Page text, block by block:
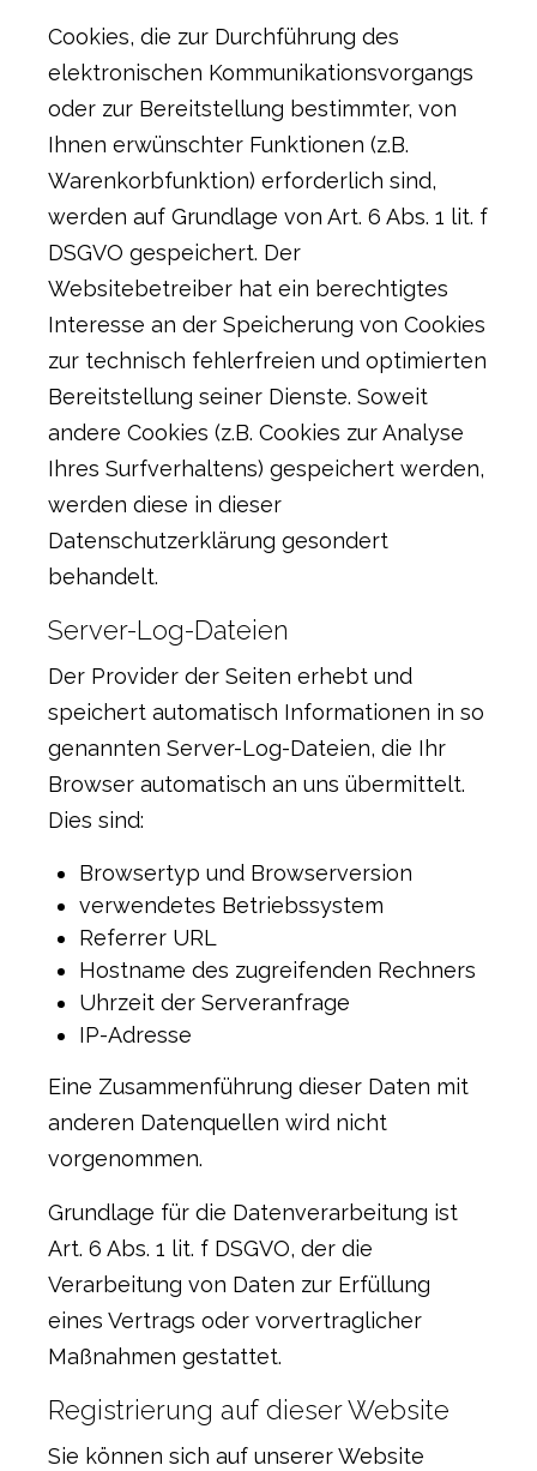
Cookies, die zur Durchführung des
elektronischen Kommunikationsvorgangs
oder zur Bereitstellung bestimmter, von
Ihnen erwünschter Funktionen (z.B.
Warenkorbfunktion) erforderlich sind,
werden auf Grundlage von Art. 6 Abs. 1 lit. f
DSGVO gespeichert. Der
Websitebetreiber hat ein berechtigtes
Interesse an der Speicherung von Cookies
zur technisch fehlerfreien und optimierten
Bereitstellung seiner Dienste. Soweit
andere Cookies (z.B. Cookies zur Analyse
Ihres Surfverhaltens) gespeichert werden,
werden diese in dieser
Datenschutzerklärung gesondert
behandelt.
Server-Log-Dateien
Der Provider der Seiten erhebt und
speichert automatisch Informationen in so
genannten Server-Log-Dateien, die Ihr
Browser automatisch an uns übermittelt.
Dies sind:
Browsertyp und Browserversion
verwendetes Betriebssystem
Referrer URL
Hostname des zugreifenden Rechners
Uhrzeit der Serveranfrage
IP-Adresse
Eine Zusammenführung dieser Daten mit
anderen Datenquellen wird nicht
vorgenommen.
Grundlage für die Datenverarbeitung ist
Art. 6 Abs. 1 lit. f DSGVO, der die
Verarbeitung von Daten zur Erfüllung
eines Vertrags oder vorvertraglicher
Maßnahmen gestattet.
Registrierung auf dieser Website
Sie können sich auf unserer Website